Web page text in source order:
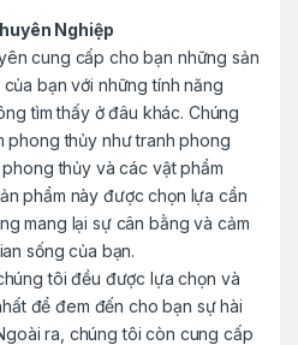
Nghiệp
cung cấp cho bạn những sản
bạn với những tính năng
tìm thấy ở đâu khác. Chúng
phong thủy như tranh phong
thủy và các vật phẩm
phẩm này được chọn lựa cẩn
mang lại sự cân bằng và cảm
sống của bạn.
tôi đều được lựa chọn và
để đem đến cho bạn sự hài
ra, chúng tôi còn cung cấp